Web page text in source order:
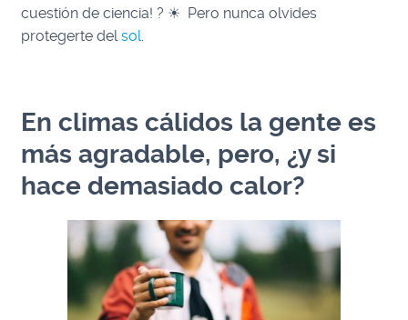
cuestión de ciencia!? ☀ Pero nunca olvides
protegerte delsol.
En climas cálidos la gente es
más agradable, pero, ¿y si
hace demasiado calor?